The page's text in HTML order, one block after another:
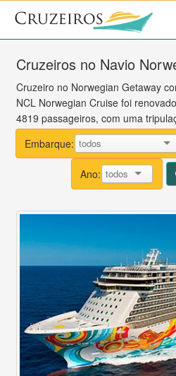
Cruzeiros no Navio
Cruzeiro no Norwegian Getaway
NCL Norwegian Cruise foi
4819 passageiros, com uma
Embarque:
Ano: